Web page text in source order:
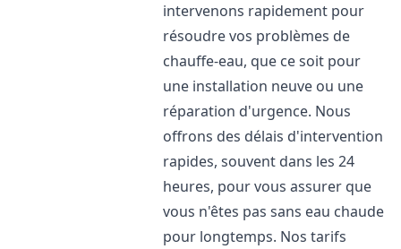
intervenons rapidement pour
résoudre vos problèmes de
chauffe-eau, que ce soit pour
une installation neuve ou une
réparation d'urgence. Nous
offrons des délais d'intervention
rapides, souvent dans les 24
heures, pour vous assurer que
vous n'êtes pas sans eau chaude
pour longtemps. Nos tarifs